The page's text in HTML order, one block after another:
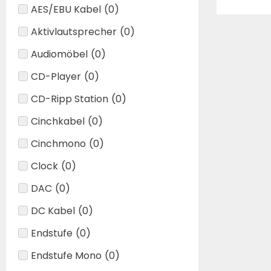
AES/EBU Kabel (0)
Aktivlautsprecher (0)
Audiomöbel (0)
CD-Player (0)
CD-Ripp Station (0)
Cinchkabel (0)
Cinchmono (0)
Clock (0)
DAC (0)
DC Kabel (0)
Endstufe (0)
Endstufe Mono (0)